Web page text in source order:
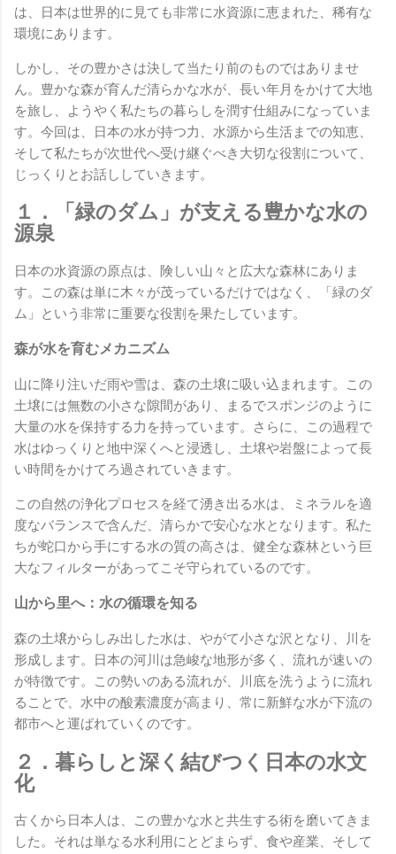
は、日本は世界的に見ても非常に水資源に恵まれた、稀有な
環境にあります。
しかし、その豊かさは決して当たり前のものではありませ
ん。豊かな森が育んだ清らかな水が、長い年月をかけて大地
を旅し、ようやく私たちの暮らしを潤す仕組みになっていま
す。今回は、日本の水が持つ力、水源から生活までの知恵、
そして私たちが次世代へ受け継ぐべき大切な役割について、
じっくりとお話ししていきます。
１．「緑のダム」が支える豊かな水の
源泉
日本の水資源の原点は、険しい山々と広大な森林にありま
す。この森は単に木々が茂っているだけではなく、「緑のダ
ム」という非常に重要な役割を果たしています。
森が水を育むメカニズム
山に降り注いだ雨や雪は、森の土壌に吸い込まれます。この
土壌には無数の小さな隙間があり、まるでスポンジのように
大量の水を保持する力を持っています。さらに、この過程で
水はゆっくりと地中深くへと浸透し、土壌や岩盤によって長
い時間をかけてろ過されていきます。
この自然の浄化プロセスを経て湧き出る水は、ミネラルを適
度なバランスで含んだ、清らかで安心な水となります。私た
ちが蛇口から手にする水の質の高さは、健全な森林という巨
大なフィルターがあってこそ守られているのです。
山から里へ：水の循環を知る
森の土壌からしみ出した水は、やがて小さな沢となり、川を
形成します。日本の河川は急峻な地形が多く、流れが速いの
が特徴です。この勢いのある流れが、川底を洗うように流れ
ることで、水中の酸素濃度が高まり、常に新鮮な水が下流の
都市へと運ばれていくのです。
２．暮らしと深く結びつく日本の水文
化
古くから日本人は、この豊かな水と共生する術を磨いてきま
した。それは単なる水利用にとどまらず、食や産業、そして